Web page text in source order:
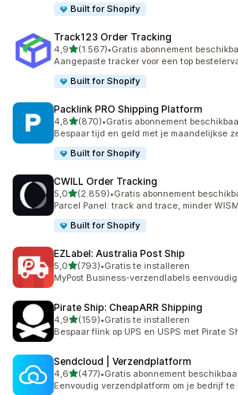
Built for Shopify
Track123 Order Tracking
4,9van 5 sterren
(1.567)
1567 recensies in totaal
•Gratis abonnement
Aangepaste tracker voor een top
Built for Shopify
Packlink PRO Shipping Platform
4,8van 5 sterren
(870)
870 recensies in totaal
•Gratis abonnement
Bespaar tijd en geld met je maandelijkse
Built for Shopify
CWILL Order Tracking
5,0van 5 sterren
(2.859)
2859 recensies in totaal
•Gratis abonnement
Parcel Panel: track and trace, minder
Built for Shopify
EZLabel: Australia Post Ship
5,0van 5 sterren
(793)
793 recensies in totaal
•Gratis te installeren
MyPost Business-verzendlabels
Pirate Ship: CheapARR Shipping
4,9van 5 sterren
(159)
159 recensies in totaal
•Gratis te installeren
Bespaar flink op UPS en USPS met Pirate
Sendcloud | Verzendplatform
4,6van 5 sterren
(477)
477 recensies in totaal
•Gratis abonnement
Eenvoudig verzendplatform om je bedrijf te